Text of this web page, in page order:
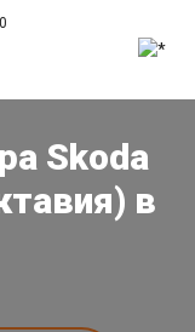
Skoda
в